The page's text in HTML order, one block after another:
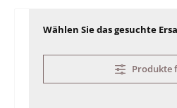
Wählen Sie das gesuchte
Produkte